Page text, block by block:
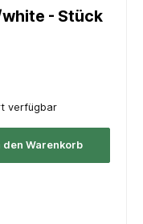
white - Stück
verfügbar
den Warenkorb